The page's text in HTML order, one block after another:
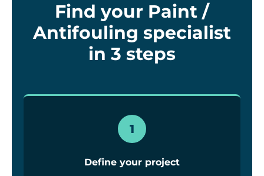
Find your Paint /
Antifouling specialist
in 3 steps
1
Define your project